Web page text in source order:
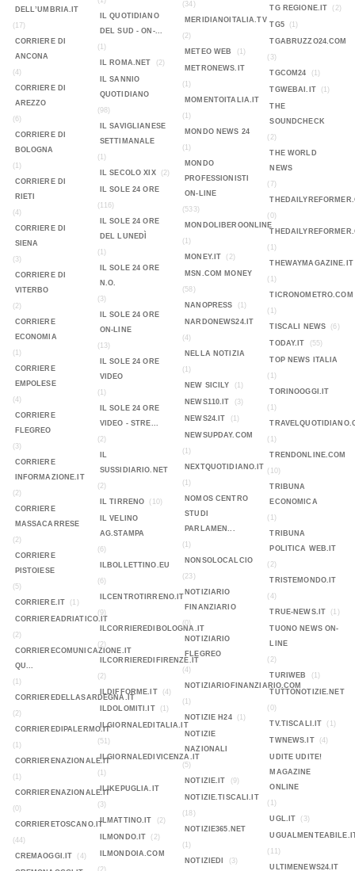
DELL’UMBRIA.IT
(17)
CORRIERE DI
ANCONA
(4)
CORRIERE DI
AREZZO
(6)
CORRIERE DI
BOLOGNA
(1)
CORRIERE DI
RIETI
(4)
CORRIERE DI
SIENA
(3)
CORRIERE DI
VITERBO
(2)
CORRIERE
ECONOMIA
(1)
CORRIERE
EMPOLESE
(4)
CORRIERE
FLEGREO
(3)
CORRIERE
INFORMAZIONE.IT
(2)
CORRIERE
MASSACARRESE
(2)
CORRIERE
PISTOIESE
(5)
CORRIERE.IT
(1)
CORRIEREADRIATICO.IT
(2)
CORRIERECOMUNICAZIONE.IT
QU...
(1)
CORRIEREDELLASARDEGNA.IT
(2)
CORRIEREDIPALERMO.IT
(1)
CORRIERENAZIONALE.IT
(1)
CORRIERENAZIONALE.IT
(0)
CORRIERETOSCANO.IT
(44)
CREMAOGGI.IT
(4)
IL QUOTIDIANO
DEL SUD - ON-...
(1)
IL ROMA.NET
(2)
IL SANNIO
QUOTIDIANO
(98)
IL SAVIGLIANESE
SETTIMANALE
(1)
IL SECOLO XIX
(2)
IL SOLE 24 ORE
(116)
IL SOLE 24 ORE
DEL LUNEDÌ
(1)
IL SOLE 24 ORE
N.O.
(3)
IL SOLE 24 ORE
ON-LINE
(13)
IL SOLE 24 ORE
VIDEO
(1)
IL SOLE 24 ORE
VIDEO - STRE...
(2)
IL
SUSSIDIARIO.NET
(2)
IL TIRRENO
(10)
IL VELINO
AG.STAMPA
(6)
ILBOLLETTINO.EU
(6)
ILCENTROTIRRENO.IT
(9)
ILCORRIEREDIBOLOGNA.IT
(2)
ILCORRIEREDIFIRENZE.IT
(2)
ILDIFFORME.IT
(4)
ILDOLOMITI.IT (1)
ILGIORNALEDITALIA.IT
(51)
ILGIORNALEDIVICENZA.IT
(1)
ILIKEPUGLIA.IT
(3)
ILMATTINO.IT
(2)
ILMONDO.IT (2)
ILMONDOIA.COM
(34)
MERIDIANOITALIA.TV
(2)
METEO WEB
(1)
METRONEWS.IT
(1)
MOMENTOITALIA.IT
(1)
MONDO NEWS 24
(1)
MONDO
PROFESSIONISTI
ON-LINE
(533)
MONDOLIBEROONLINE
(1)
MONEY.IT
(2)
MSN.COM MONEY
(58)
NANOPRESS
(1)
NARDONEWS24.IT
(4)
NELLA NOTIZIA
(1)
NEW SICILY
(1)
NEWS110.IT (3)
NEWS24.IT (1)
NEWSUPDAY.COM
(1)
NEXTQUOTIDIANO.IT
(1)
NOMOS CENTRO
STUDI
PARLAMEN...
(1)
NONSOLOCALCIO
(23)
NOTIZIARIO
FINANZIARIO
(0)
NOTIZIARIO
FLEGREO
(4)
NOTIZIARIOFINANZIARIO.COM
(1)
NOTIZIE H24
(1)
NOTIZIE
NAZIONALI
(5)
NOTIZIE.IT
(9)
NOTIZIE.TISCALI.IT
(18)
NOTIZIE365.NET
(1)
NOTIZIEDI
(3)
TG REGIONE.IT (2)
TG5 (1)
TGABRUZZO24.COM
(3)
TGCOM24
(1)
TGWEBAI.IT (1)
THE
SOUNDCHECK
(2)
THE WORLD
NEWS
(7)
(0)
(1)
THEWAYMAGAZINE.IT
(1)
TICRONOMETRO.COM
(1)
TISCALI NEWS
(6)
TODAY.IT (55)
TOP NEWS ITALIA
(1)
TORINOOGGI.IT
(1)
(1)
TRENDONLINE.COM
(10)
TRIBUNA
ECONOMICA
(1)
TRIBUNA
POLITICA WEB.IT
(2)
TRISTEMONDO.IT
(4)
TRUE-NEWS.IT
(1)
TUONO NEWS ON-
LINE
(2)
TURIWEB
(1)
TUTTONOTIZIE.NET
(0)
TV.TISCALI.IT
(1)
TWNEWS.IT (4)
UDITE UDITE!
MAGAZINE
ONLINE
(1)
UGL.IT
(3)
(11)
ULTIMENEWS24.IT